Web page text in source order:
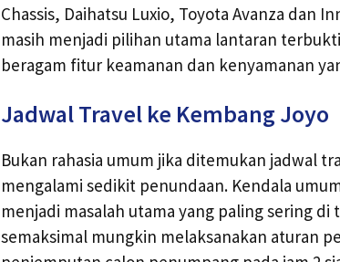
Chassis, Daihatsu Luxio, Toyota Avanza dan
masih menjadi pilihan utama lantaran
beragam fitur keamanan dan kenyamanan
Jadwal Travel ke Kembang Joyo
Bukan rahasia umum jika ditemukan jadwal
mengalami sedikit penundaan. Kendala
menjadi masalah utama yang paling sering
semaksimal mungkin melaksanakan aturan